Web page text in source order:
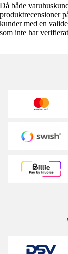
Då både
produktrecensioner
kunder med en
som inte har